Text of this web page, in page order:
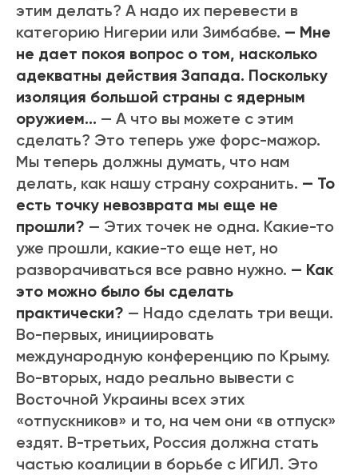
этим делать? А надо их перевести в
категорию Нигерии или Зимбабве. — Мне
не дает покоя вопрос о том, насколько
адекватны действия Запада. Поскольку
изоляция большой страны с ядерным
оружием… — А что вы можете с этим
сделать? Это теперь уже форс-мажор.
Мы теперь должны думать, что нам
делать, как нашу страну сохранить. — То
есть точку невозврата мы еще не
прошли? — Этих точек не одна. Какие-то
уже прошли, какие-то еще нет, но
разворачиваться все равно нужно. — Как
это можно было бы сделать
практически? — Надо сделать три вещи.
Во-первых, инициировать
международную конференцию по Крыму.
Во-вторых, надо реально вывести с
Восточной Украины всех этих
«отпускников» и то, на чем они «в отпуск»
ездят. В-третьих, Россия должна стать
частью коалиции в борьбе с ИГИЛ. Это